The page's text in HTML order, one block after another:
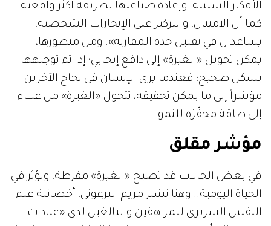
الأفكار السلبية، وإعادة صياغتها بطريقة أكثر واقعيةً.
كما أن الامتنان، والتركيز على الإنجازات الشخصية،
يساعدان في تقليل حدة المقارنة». ومن منظورها،
يمكن تحويل «الغيرة» إلى دافع إيجابي؛ إذا تم توجيهها
بشكل صحيح؛ فعندما يرى الإنسان في نجاح الآخرين
مؤشراً إلى ما يمكن تحقيقه، تتحول «الغيرة» من عبء
إلى طاقة محفّزة للنمو.
مؤشر مقلق
في بعض الحالات قد تصبح «الغيرة» مفرطة، وتؤثر في
الحياة اليومية.. وهنا تشير مريم البرغوثي، أخصائية علم
النفس السريري للمراهقين والبالغين لدى «عيادات